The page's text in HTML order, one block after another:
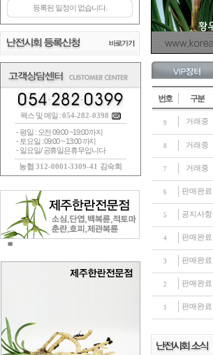
팩스 및 메일 :054-282-0398
- 평일 : 오전 09:00 ~19:00 까지
- 토요일 : 09:00 ~ 13:00 까지
- 일요일/ 공휴일은휴무입니다
농협 312-0001-3309-41 김숙희
번호 구분
9 거래중
8 거래중
7 거래중
6 판매완료
5 공지사항
4 판매완료
3 판매완료
2 판매완료
1 판매완료